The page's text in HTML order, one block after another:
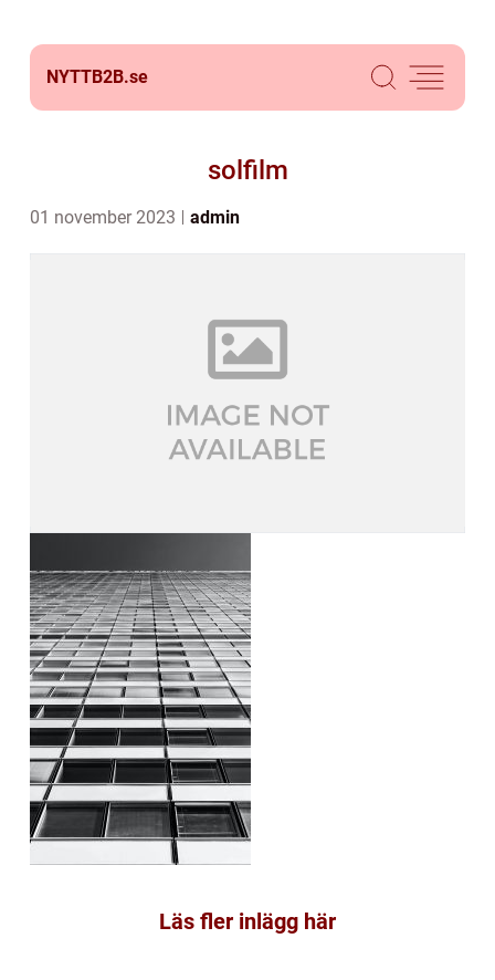
NYTTB2B.se
solfilm
01 november 2023 admin
Läs fler inlägg här